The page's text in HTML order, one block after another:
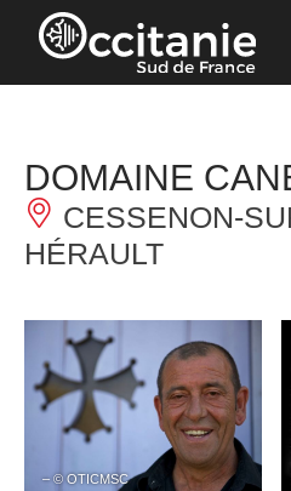
Panneau de gestion des cookies
DOMAINE
CESSENON-
HÉRAULT
– © OTICMSC